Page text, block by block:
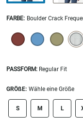
FARBE: Boulder Crack
SELECTION WILL REFRESH
PASSFORM: Regular Fit
GRÖßE: Wähle eine Größe
size swatch
S M L